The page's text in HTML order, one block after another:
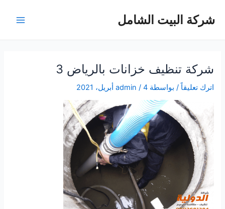
المحتوى
شركة البيت الشامل
شركة تنظيف خزانات بالرياض 3
اترك تعليقاً / بواسطة admin / 4 أبريل، 2021